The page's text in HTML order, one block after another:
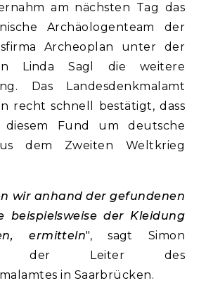
am nächsten Tag das
Archäologenteam der
Archeoplan unter der
Linda Sagl die weitere
Das Landesdenkmalamt
recht schnell bestätigt, dass
Fund um deutsche
dem Zweiten Weltkrieg
wir anhand der gefundenen
beispielsweise der Kleidung
ermitteln", sagt Simon
der Leiter des
in Saarbrücken.